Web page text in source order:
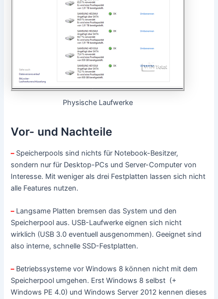
Physische Laufwerke
Vor- und Nachteile
–Speicherpools sind nichts für Notebook-Besitzer,
sondern nur für Desktop-PCs und Server-Computer von
Interesse. Mit weniger als drei Festplatten lassen sich nicht
alle Features nutzen.
–Langsame Platten bremsen das System und den
Speicherpool aus. USB-Laufwerke eignen sich nicht
wirklich (USB 3.0 eventuell ausgenommen). Geeignet sind
also interne, schnelle SSD-Festplatten.
–Betriebssysteme vor Windows 8 können nicht mit dem
Speicherpool umgehen. Erst Windows 8 selbst (+
Windows PE 4.0) und Windows Server 2012 kennen dieses